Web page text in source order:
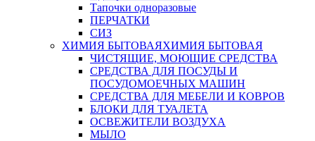
Тапочки одноразовые
ПЕРЧАТКИ
СИЗ
ХИМИЯ БЫТОВАЯХИМИЯ БЫТОВАЯ
ЧИСТЯЩИЕ, МОЮЩИЕ СРЕДСТВА
СРЕДСТВА ДЛЯ ПОСУДЫ И
ПОСУДОМОЕЧНЫХ МАШИН
СРЕДСТВА ДЛЯ МЕБЕЛИ И КОВРОВ
БЛОКИ ДЛЯ ТУАЛЕТА
ОСВЕЖИТЕЛИ ВОЗДУХА
МЫЛО